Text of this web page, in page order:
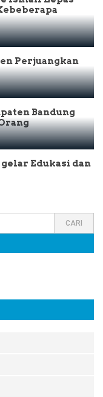
Perjuangkan
Bandung
Edukasi dan